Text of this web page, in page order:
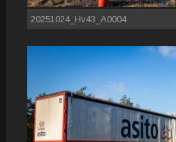
20251024_Hv43_A0004